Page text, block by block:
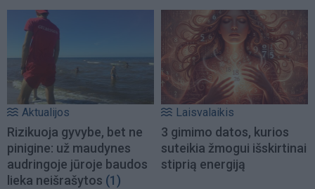
Aktualijos
Rizikuoja gyvybe, bet ne
pinigine: už maudynes
audringoje jūroje baudos
lieka neišrašytos (1)
Laisvalaikis
3 gimimo datos, kurios
suteikia žmogui išskirtinai
stiprią energiją